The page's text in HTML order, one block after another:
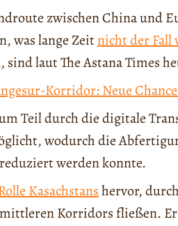
zwischen China und
was lange Zeitnicht der Fall
laut The Astana Times
Korridor: Neue
Teil durch die digitale
wodurch die
werden konnte.
Kasachstanshervor,
Korridors fließen.